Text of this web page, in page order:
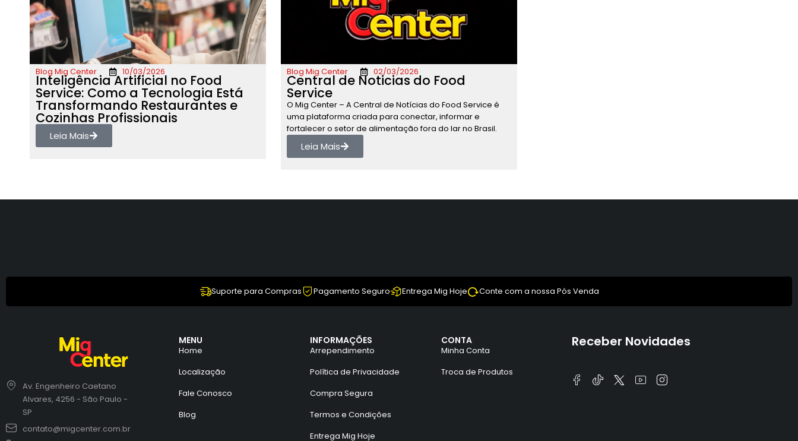
Blog Mig Center 10/03/2026
Inteligência Artificial no Food
Service: Como a Tecnologia Está
Transformando Restaurantes e
Cozinhas Profissionais
Leia Mais
Blog Mig Center 02/03/2026
Central de Noticias do Food
Service
O Mig Center – A Central de Notícias do Food Service é
uma plataforma criada para conectar, informar e
fortalecer o setor de alimentação fora do lar no Brasil.
Leia Mais
Suporte para Compras Pagamento Seguro Entrega Mig Hoje Conte com a nossa Pós Venda
Av. Engenheiro Caetano
Alvares, 4256 - São Paulo -
SP
contato@migcenter.com.br
MENU
Home
Localização
Fale Conosco
Blog
INFORMAÇÕES
Arrependimento
Política de Privacidade
Compra Segura
Termos e Condições
Entrega Mig Hoje
CONTA
Minha Conta
Troca de Produtos
Receber Novidades